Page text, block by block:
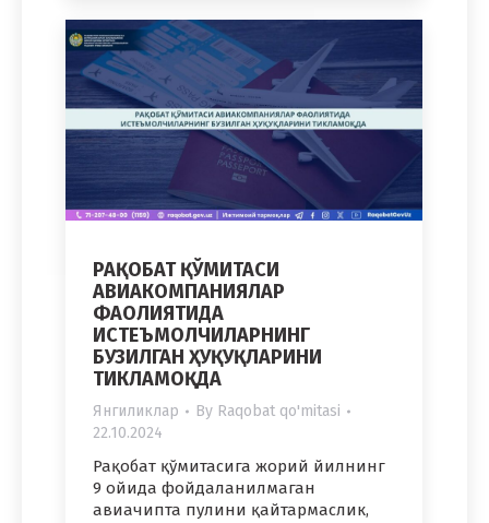
РАҚОБАТ ҚЎМИТАСИ
АВИАКОМПАНИЯЛАР
ФАОЛИЯТИДА
ИСТЕЪМОЛЧИЛАРНИНГ
БУЗИЛГАН ҲУҚУҚЛАРИНИ
ТИКЛАМОҚДА
Янгиликлар By Raqobat qo'mitasi
22.10.2024
Рақобат қўмитасига жорий йилнинг
9 ойида фойдаланилмаган
авиачипта пулини қайтармаслик,